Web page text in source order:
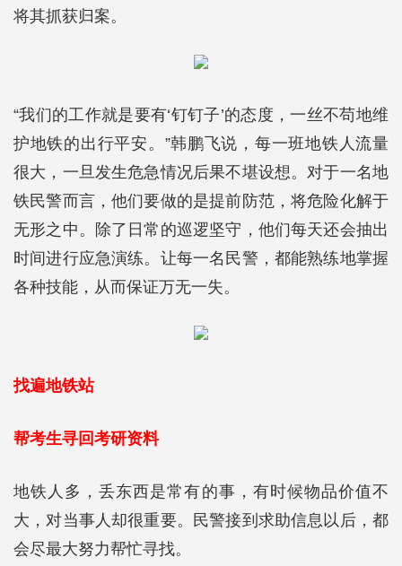
将其抓获归案。
“我们的工作就是要有‘钉钉子’的态度，一丝不苟地维
护地铁的出行平安。”韩鹏飞说，每一班地铁人流量
很大，一旦发生危急情况后果不堪设想。对于一名地
铁民警而言，他们要做的是提前防范，将危险化解于
无形之中。除了日常的巡逻坚守，他们每天还会抽出
时间进行应急演练。让每一名民警，都能熟练地掌握
各种技能，从而保证万无一失。
找遍地铁站
帮考生寻回考研资料
地铁人多，丢东西是常有的事，有时候物品价值不
大，对当事人却很重要。民警接到求助信息以后，都
会尽最大努力帮忙寻找。